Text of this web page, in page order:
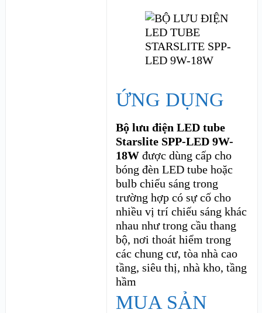
ỨNG DỤNG
Bộ lưu điện LED tube
Starslite SPP-LED 9W-
18W được dùng cấp cho
bóng đèn LED tube hoặc
bulb chiếu sáng trong
trường hợp có sự cố cho
nhiều vị trí chiếu sáng khác
nhau như trong cầu thang
bộ, nơi thoát hiểm trong
các chung cư, tòa nhà cao
tầng, siêu thị, nhà kho, tầng
hầm
MUA SẢN